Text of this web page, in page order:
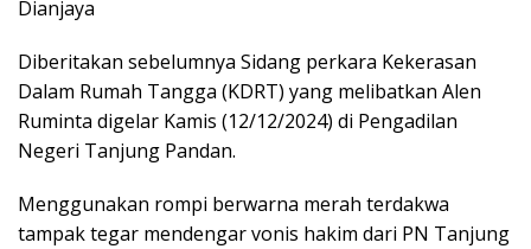
Dianjaya
Diberitakan sebelumnya Sidang perkara Kekerasan
Dalam Rumah Tangga (KDRT) yang melibatkan Alen
Ruminta digelar Kamis (12/12/2024) di Pengadilan
Negeri Tanjung Pandan.
Menggunakan rompi berwarna merah terdakwa
tampak tegar mendengar vonis hakim dari PN Tanjung